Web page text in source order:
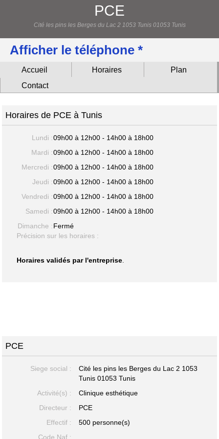
PCE
Cité les pins les Berges du Lac 2 1053 Tunis 01053 Tunis
Afficher le téléphone *
Accueil Horaires
Plan
Contact
Horaires de PCE à Tunis
Lundi :09h00 à 12h00 - 14h00 à 18h00
Mardi :09h00 à 12h00 - 14h00 à 18h00
Mercredi :09h00 à 12h00 - 14h00 à 18h00
Jeudi :09h00 à 12h00 - 14h00 à 18h00
Vendredi :09h00 à 12h00 - 14h00 à 18h00
Samedi :09h00 à 12h00 - 14h00 à 18h00
Dimanche :Fermé
Précision sur les horaires :
Horaires validés par l'entreprise.
PCE
Siege social :
Cité les pins les Berges du Lac 2 1053
Tunis 01053 Tunis
Activité(s) :
Clinique esthétique
Directeur :
PCE
Effectif :
500 personne(s)
Code Naf :